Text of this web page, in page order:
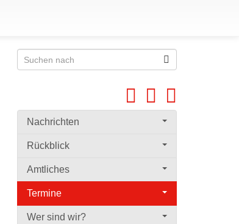
Nachrichten
Rückblick
Amtliches
Termine
Wer sind wir?